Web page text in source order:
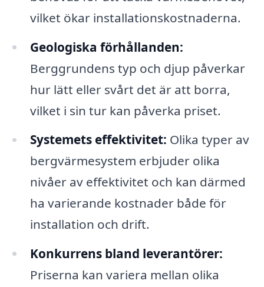
vilket ökar installationskostnaderna.
Geologiska förhållanden:
Berggrundens typ och djup påverkar
hur lätt eller svårt det är att borra,
vilket i sin tur kan påverka priset.
Systemets effektivitet: Olika typer av
bergvärmesystem erbjuder olika
nivåer av effektivitet och kan därmed
ha varierande kostnader både för
installation och drift.
Konkurrens bland leverantörer:
Priserna kan variera mellan olika